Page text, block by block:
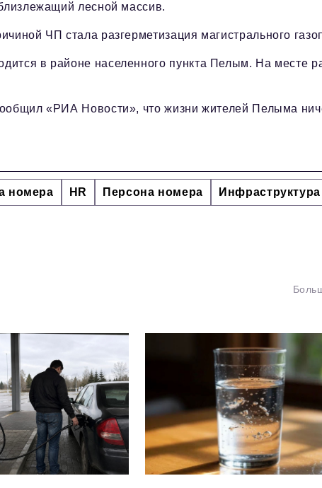
лесной массив.
ЧП стала разгерметизация магистрального
в районе населенного пункта Пелым. На месте
«РИА Новости», что жизни жителей Пелыма
номера HR Персона номера